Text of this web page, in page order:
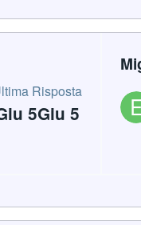
Risposta
5Giu 5
overview